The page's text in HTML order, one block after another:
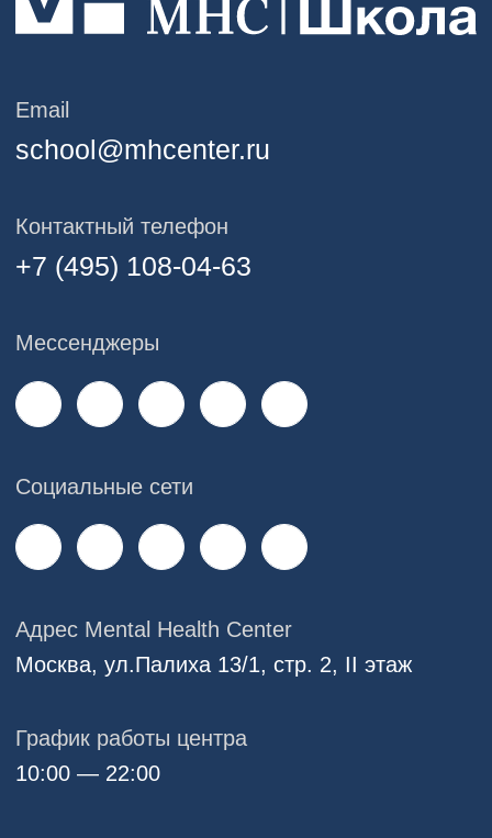
Документы
Программы для врачей
Повышение квалификации
Образование
Контакты
О школе
Эксперты
Мероприятия
Образовательные программы
Главная
10:00 — 22:00
Адрес Mental Health Center
Москва, ул.Палиха 13/1, стр. 2, II этаж